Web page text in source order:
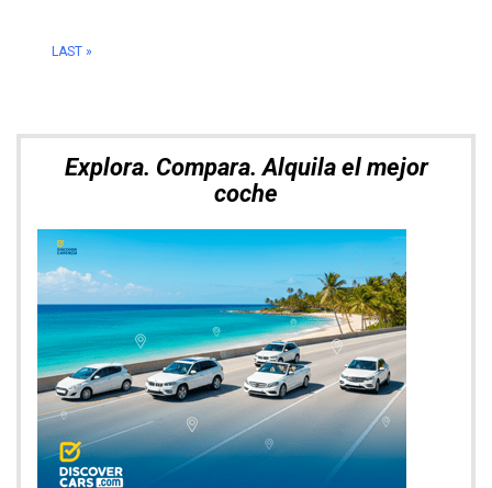
LAST »
Explora. Compara. Alquila el mejor
coche